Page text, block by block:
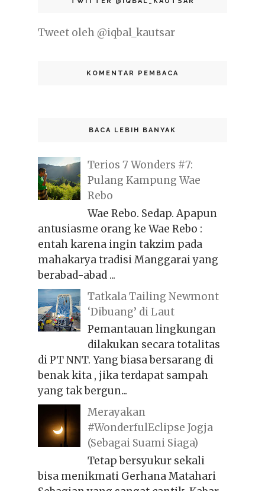
Tweet oleh @iqbal_kautsar
KOMENTAR PEMBACA
BACA LEBIH BANYAK
Terios 7 Wonders #7:
Pulang Kampung Wae
Rebo
Wae Rebo. Sedap. Apapun
antusiasme orang ke Wae Rebo :
entah karena ingin takzim pada
mahakarya tradisi Manggarai yang
berabad-abad ...
Tatkala Tailing Newmont
‘Dibuang’ di Laut
Pemantauan lingkungan
dilakukan secara totalitas
di PT NNT. Yang biasa bersarang di
benak kita , jika terdapat sampah
yang tak bergun...
Merayakan
#WonderfulEclipse Jogja
(Sebagai Suami Siaga)
Tetap bersyukur sekali
bisa menikmati Gerhana Matahari